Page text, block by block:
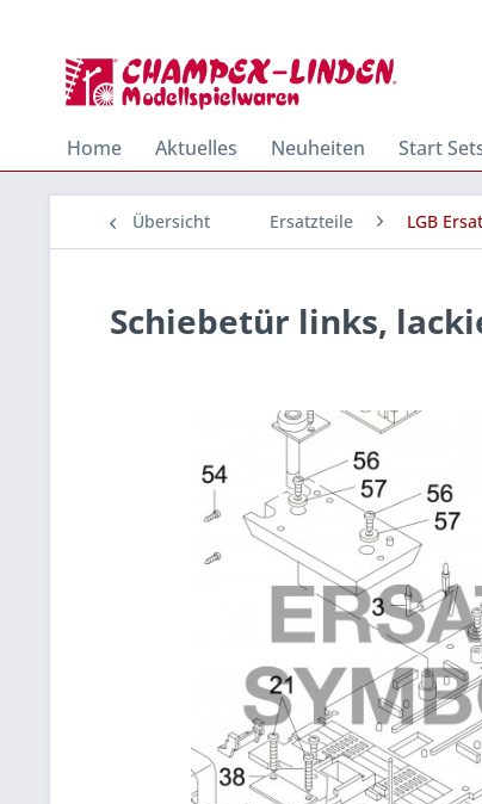
Home Aktuelles Neuheiten Start
Übersicht Ersatzteile LGB
Schiebetür links,